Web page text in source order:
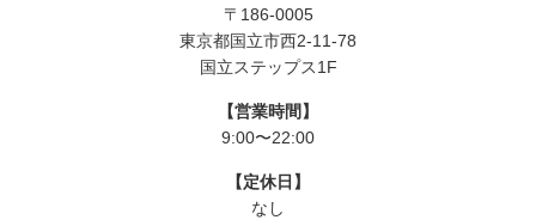
〒186-0005
東京都国立市西2-11-78
国立ステップス1F
【営業時間】
9:00〜22:00
【定休日】
なし